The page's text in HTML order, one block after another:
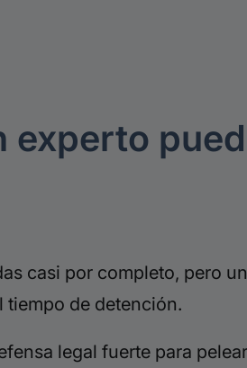
experto
casi por completo, pero un
tiempo de detención.
legal fuerte para